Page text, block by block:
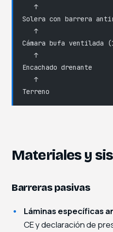
   ↑
Solera con barrera
   ↑
Cámara bufa ventilada
   ↑
Encachado drenante
   ↑
Terreno
Materiales y
Barreras pasivas
Láminas específicas
CE y declaración de